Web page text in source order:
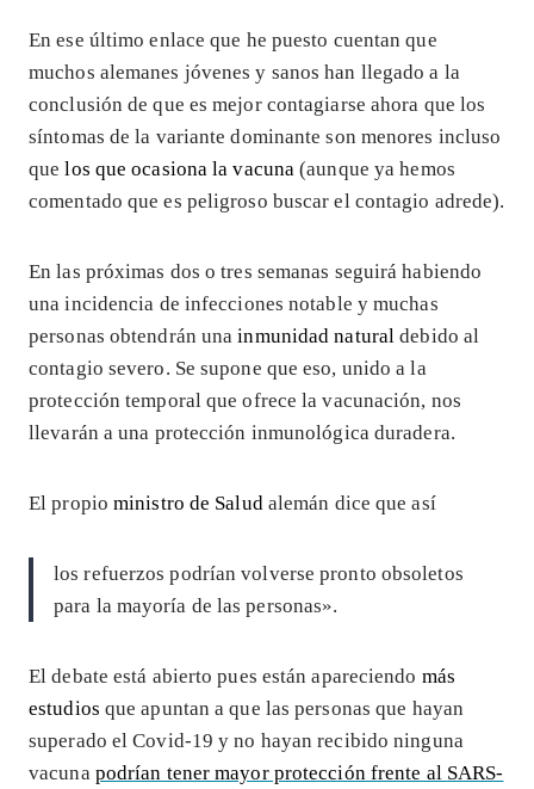
En ese último enlace que he puesto cuentan que
muchos alemanes jóvenes y sanos han llegado a la
conclusión de que es mejor contagiarse ahora que los
síntomas de la variante dominante son menores incluso
quelos que ocasiona la vacuna (aunque ya hemos
comentado que es peligroso buscar el contagio adrede).
En las próximas dos o tres semanas seguirá habiendo
una incidencia de infecciones notable y muchas
personas obtendrán unainmunidad natural debido al
contagio severo. Se supone que eso, unido a la
protección temporal que ofrece la vacunación, nos
llevarán a una protección inmunológica duradera.
El propioministro de Salud alemán dice que así
los refuerzos podrían volverse pronto obsoletos
para la mayoría de las personas».
El debate está abierto pues están apareciendo más
estudios que apuntan a que las personas que hayan
superado el Covid-19 y no hayan recibido ninguna
vacuna podrían tener mayor protección frente al SARS-